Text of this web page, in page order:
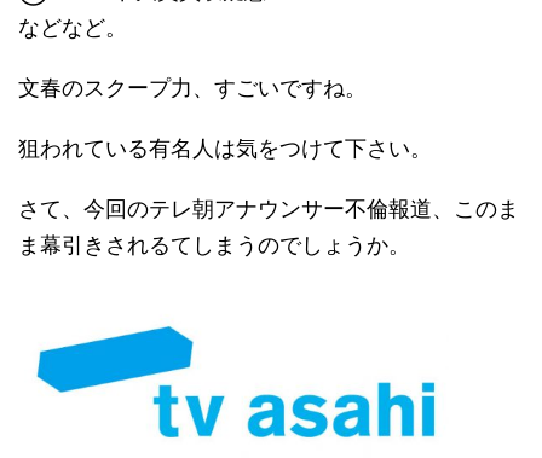
などなど。
文春のスクープ力、すごいですね。
狙われている有名人は気をつけて下さい。
さて、今回のテレ朝アナウンサー不倫報道、このま
ま幕引きされるてしまうのでしょうか。